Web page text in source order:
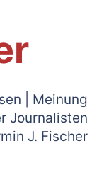
| Meinung
Journalisten
J. Fischer